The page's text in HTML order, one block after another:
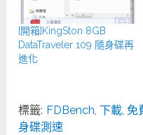
[開箱]KingSton 8GB
DataTraveler 109 隨身碟再
進化
標籤: FDBench,下載, 免
身碟測速